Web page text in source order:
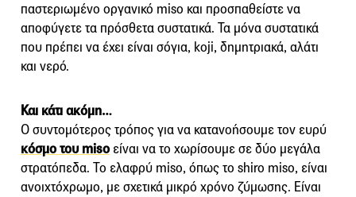
παστεριωμένο οργανικό miso και προσπαθείστε να
αποφύγετε τα πρόσθετα συστατικά. Τα μόνα συστατικά
που πρέπει να έχει είναι σόγια, koji, δημητριακά, αλάτι
και νερό.
Και κάτι ακόμη…
Ο συντομότερος τρόπος για να κατανοήσουμε τον ευρύ
κόσμο του miso είναι να το χωρίσουμε σε δύο μεγάλα
στρατόπεδα. Το ελαφρύ miso, όπως το shiro miso, είναι
ανοιχτόχρωμο, με σχετικά μικρό χρόνο ζύμωσης. Είναι